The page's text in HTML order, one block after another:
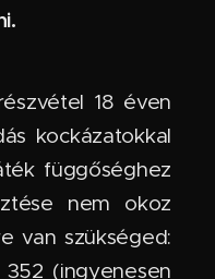
18 éven
kockázatokkal
függőséghez
nem okoz
van szükséged:
(ingyenesen